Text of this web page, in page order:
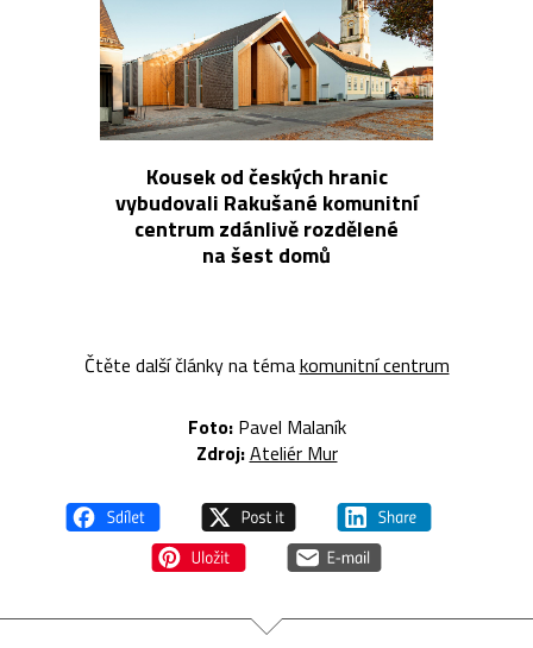
Kousek od českých hranic
vybudovali Rakušané komunitní
centrum zdánlivě rozdělené
na šest domů
Čtěte další články na témakomunitní centrum
Foto:Pavel Malaník
Zdroj:Ateliér Mur